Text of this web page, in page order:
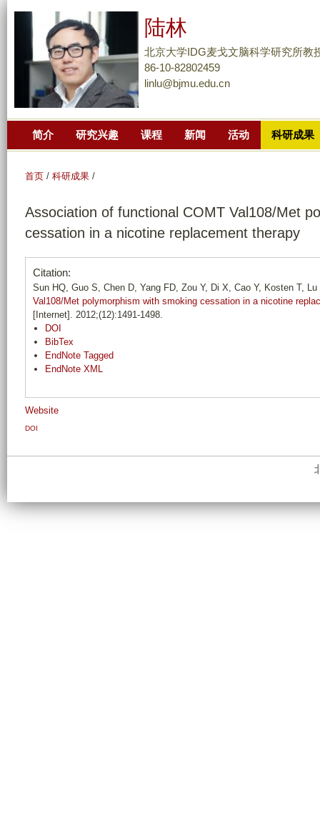
到
主
要
分
陆林
北京大学IDG麦戈文脑科学研究所教
86-10-82802459
linlu@bjmu.edu.cn
简介 研究兴趣 课程 新闻 活动 科研成果
首页 / 科研成果 /
Association of functional COMT Val108/Met
cessation in a nicotine replacement therapy
Citation:
Sun HQ, Guo S, Chen D, Yang FD, Zou Y, Di X, Cao Y, Kosten T,
Val108/Met polymorphism with smoking cessation in a nicotine
[Internet]. 2012;(12):1491-1498.
DOI
BibTex
EndNote Tagged
EndNote XML
Website
DOI